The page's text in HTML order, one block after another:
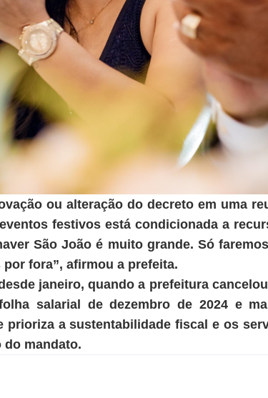
ou alteração do decreto em uma
festivos está condicionada a
São João é muito grande. Só
fora”, afirmou a prefeita.
janeiro, quando a prefeitura
salarial de dezembro de 2024 e
prioriza a sustentabilidade fiscal e os
mandato.